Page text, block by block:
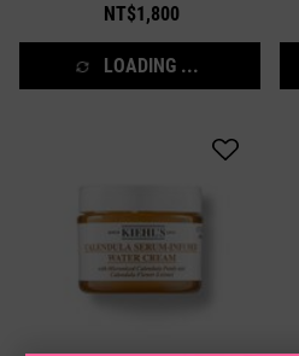
NT$1,800
LOADING ...